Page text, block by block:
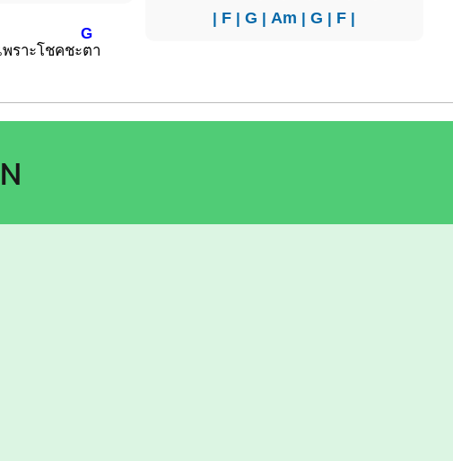
ราะโชคชะ
G
ตา
| F |G |Am |G | F |